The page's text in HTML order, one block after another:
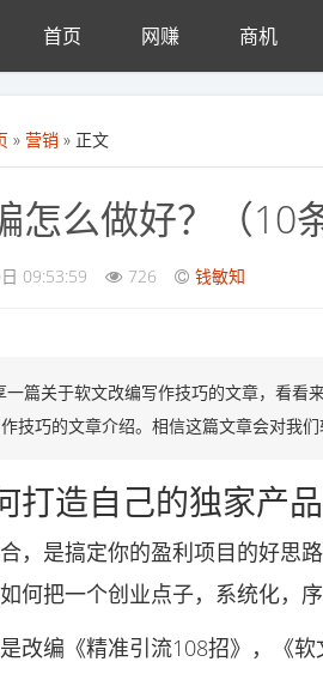
首页 网赚 商机
» 营销 » 正文
怎么做好？（10
09:53:59 726 钱敏知
一篇关于软文改编写作技巧的文章，看看
技巧的文章介绍。相信这篇文章会对我们
打造自己的独家产品
是搞定你的盈利项目的好思
何把一个创业点子，系统化，序
编《精准引流108招》，《软